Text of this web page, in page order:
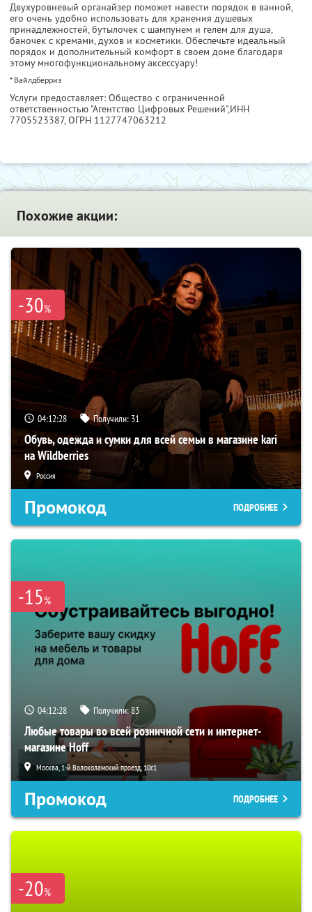
Двухуровневый органайзер поможет навести порядок в ванной,
его очень удобно использовать для хранения душевых
принадлежностей, бутылочек с шампунем и гелем для душа,
баночек с кремами, духов и косметики. Обеспечьте идеальный
порядок и дополнительный комфорт в своем доме благодаря
этому многофункциональному аксессуару!
* Вайлдберриз
Услуги предоставляет: Общество с ограниченной
ответственностью "Агентство Цифровых Решений",ИНН
7705523387, ОГРН 1127747063212
Похожие акции:
-30%
04:12:27 Получили: 31
Обувь, одежда и сумки для всей семьи в магазине kari
на Wildberries
Россия
Промокод ПОДРОБНЕЕ
-15%
04:12:27 Получили:83
Любые товары во всей розничной сети и интернет-
магазине Hoff
Москва, 1-й Волоколамский проезд, 10с1
Промокод ПОДРОБНЕЕ
-20%